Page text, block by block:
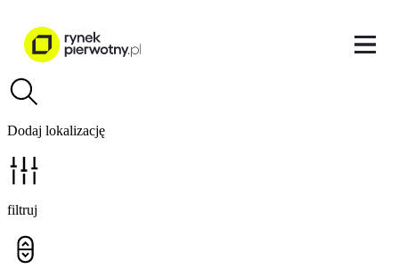
Dodaj lokalizację
filtruj